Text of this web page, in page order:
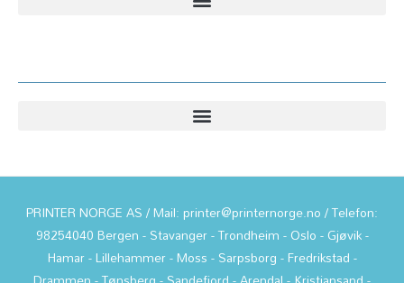
PRINTER NORGE AS / Mail: printer@printernorge.no / Telefon:
98254040 Bergen - Stavanger - Trondheim - Oslo - Gjøvik -
Hamar - Lillehammer - Moss - Sarpsborg - Fredrikstad -